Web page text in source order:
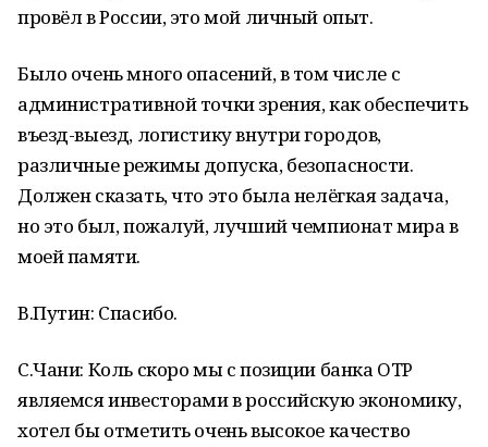
провёл в России, это мой личный опыт.
Было очень много опасений, в том числе с
административной точки зрения, как обеспечить
въезд-выезд, логистику внутри городов,
различные режимы допуска, безопасности.
Должен сказать, что это была нелёгкая задача,
но это был, пожалуй, лучший чемпионат мира в
моей памяти.
В.Путин: Спасибо.
С.Чани: Коль скоро мы с позиции банка OTP
являемся инвесторами в российскую экономику,
хотел бы отметить очень высокое качество